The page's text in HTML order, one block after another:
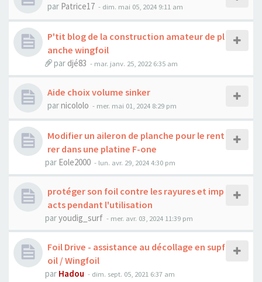
par Patrice17 - dim. mai 05, 2024 9:11 am
P'tit blog de la construction amateur de pl
anche wingfoil
par djé83 - mar. janv. 25, 2022 6:35 am
Aide choix volume sinker
parnicololo - mer. mai 01, 2024 8:29 pm
Modifier un aileron de planche pour le rent
rer dans une platine F-one
par Eole2000 - lun. avr. 29, 2024 4:30 pm
protéger son foil contre les rayures et imp
acts pendant l'utilisation
paryoudig_surf - mer. avr. 03, 2024 11:39 pm
Foil Drive - assistance au décollage en supf
oil / Wingfoil
par Hadou - dim. sept. 05, 2021 6:37 am